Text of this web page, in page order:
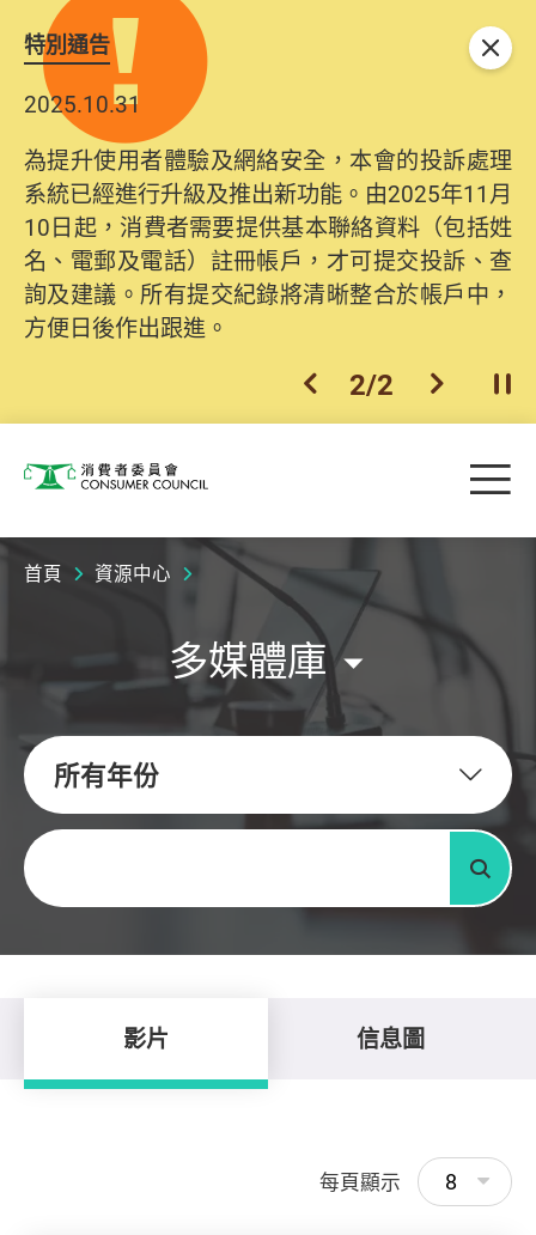
特別通告
2025.10.31
為提升使用者體驗及網絡安全，本會的投訴處理
系統已經進行升級及推出新功能。由2025年11月
10日起，消費者需要提供基本聯絡資料（包括姓
名、電郵及電話）註冊帳戶，才可提交投訴、查
詢及建議。所有提交紀錄將清晰整合於帳戶中，
方便日後作出跟進。
上一個
2/2 下一個開
關閉
消費者委員會 目
首頁 資源中心
多媒體庫
所有年份
關鍵字
搜尋
影片 信息圖
每頁顯示 8